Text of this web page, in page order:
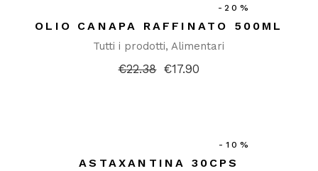
-20%
OLIO CANAPA RAFFINATO 500ML
Tutti i prodotti Alimentari
€22.38 Il€17.90
Il
-10%
ASTAXANTINA 30CPS